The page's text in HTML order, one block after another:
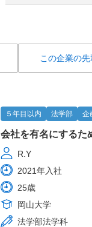
この企業の
５年目以内 法学部 企
会社を有名にするた
R.Y
2021年入社
25歳
岡山大学
法学部法学科